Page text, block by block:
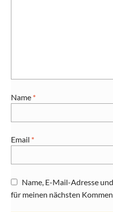
Name *
Email *
Name, E-Mail-Adresse
für meinen nächsten